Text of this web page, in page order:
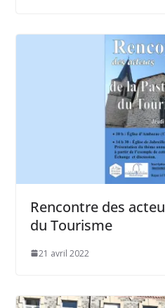
Rencontre des
du Tourisme
21 avril 2022